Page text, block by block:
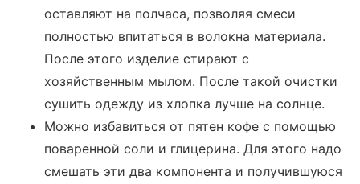
оставляют на полчаса, позволяя смеси
полностью впитаться в волокна материала.
После этого изделие стирают с
хозяйственным мылом. После такой очистки
сушить одежду из хлопка лучше на солнце.
Можно избавиться от пятен кофе с помощью
поваренной соли и глицерина. Для этого надо
смешать эти два компонента и получившуюся